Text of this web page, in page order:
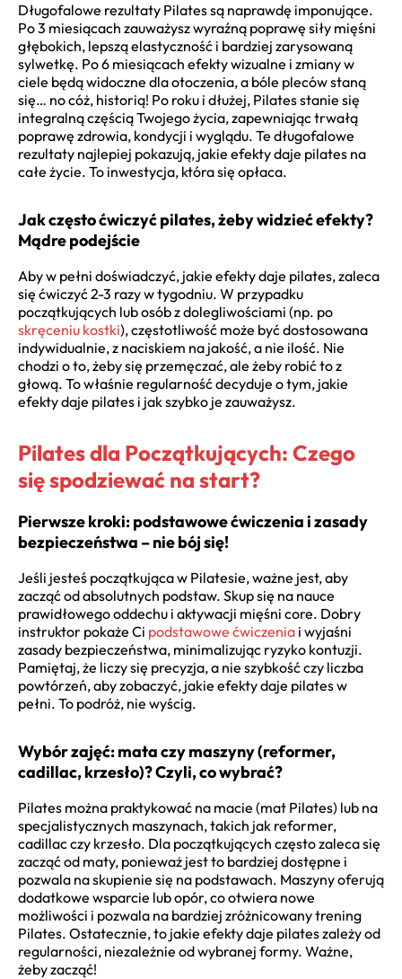
Długofalowe rezultaty Pilates są naprawdę imponujące.
Po 3 miesiącach zauważysz wyraźną poprawę siły mięśni
głębokich, lepszą elastyczność i bardziej zarysowaną
sylwetkę. Po 6 miesiącach efekty wizualne i zmiany w
ciele będą widoczne dla otoczenia, a bóle pleców staną
się… no cóż, historią! Po roku i dłużej, Pilates stanie się
integralną częścią Twojego życia, zapewniając trwałą
poprawę zdrowia, kondycji i wyglądu. Te długofalowe
rezultaty najlepiej pokazują, jakie efekty daje pilates na
całe życie. To inwestycja, która się opłaca.
Jak często ćwiczyć pilates, żeby widzieć efekty?
Mądre podejście
Aby w pełni doświadczyć, jakie efekty daje pilates, zaleca
się ćwiczyć 2-3 razy w tygodniu. W przypadku
początkujących lub osób z dolegliwościami (np. po
skręceniu kostki), częstotliwość może być dostosowana
indywidualnie, z naciskiem na jakość, a nie ilość. Nie
chodzi o to, żeby się przemęczać, ale żeby robić to z
głową. To właśnie regularność decyduje o tym, jakie
efekty daje pilates i jak szybko je zauważysz.
Pilates dla Początkujących: Czego
się spodziewać na start?
Pierwsze kroki: podstawowe ćwiczenia i zasady
bezpieczeństwa – nie bój się!
Jeśli jesteś początkująca w Pilatesie, ważne jest, aby
zacząć od absolutnych podstaw. Skup się na nauce
prawidłowego oddechu i aktywacji mięśni core. Dobry
instruktor pokaże Ci podstawowe ćwiczenia i wyjaśni
zasady bezpieczeństwa, minimalizując ryzyko kontuzji.
Pamiętaj, że liczy się precyzja, a nie szybkość czy liczba
powtórzeń, aby zobaczyć, jakie efekty daje pilates w
pełni. To podróż, nie wyścig.
Wybór zajęć: mata czy maszyny (reformer,
cadillac, krzesło)? Czyli, co wybrać?
Pilates można praktykować na macie (mat Pilates) lub na
specjalistycznych maszynach, takich jak reformer,
cadillac czy krzesło. Dla początkujących często zaleca się
zacząć od maty, ponieważ jest to bardziej dostępne i
pozwala na skupienie się na podstawach. Maszyny oferują
dodatkowe wsparcie lub opór, co otwiera nowe
możliwości i pozwala na bardziej zróżnicowany trening
Pilates. Ostatecznie, to jakie efekty daje pilates zależy od
regularności, niezależnie od wybranej formy. Ważne,
żeby zacząć!